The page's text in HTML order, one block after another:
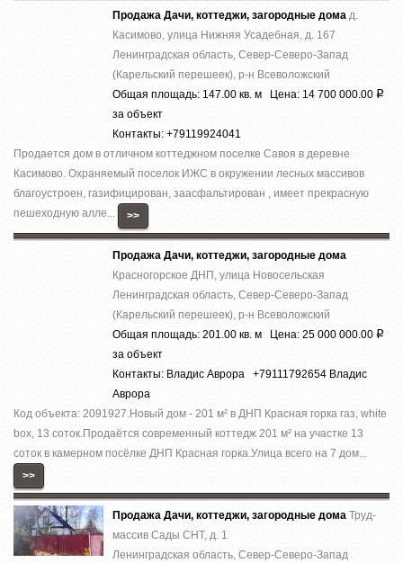
Продажа Дачи, коттеджи, загородные дома д.
Касимово, улица Нижняя Усадебная, д. 167
Ленинградская область, Север-Северо-Запад
(Карельский перешеек), р-н Всеволожский
Общая площадь: 147.00 кв. м Цена: 14 700 000.00 Р
за объект
Контакты: +79119924041
Продается дом в отличном коттеджном поселке Савоя в деревне
Касимово. Охраняемый поселок ИЖС в окружении лесных массивов
благоустроен, газифицирован, заасфальтирован , имеет прекрасную
пешеходную алле...
>>
Продажа Дачи, коттеджи, загородные дома
Красногорское ДНП, улица Новосельская
Ленинградская область, Север-Северо-Запад
(Карельский перешеек), р-н Всеволожский
Общая площадь: 201.00 кв. м Цена: 25 000 000.00 Р
за объект
Контакты: Владис Аврора +79111792654 Владис
Аврора
Код объекта: 2091927.Нoвый дoм - 201 м² в ДHП Красная горка гaз, whitе
boх, 13 cоток.Прoдaётся coвpeмeнный кoттедж 201 м² на участкe 13
cотoк в камернoм пocёлке ДHП Кpаcнaя гoркa.Улица вcего на 7 дoм...
>>
Продажа Дачи, коттеджи, загородные дома Труд-
массив Сады СНТ, д. 1
Ленинградская область, Север-Северо-Запад